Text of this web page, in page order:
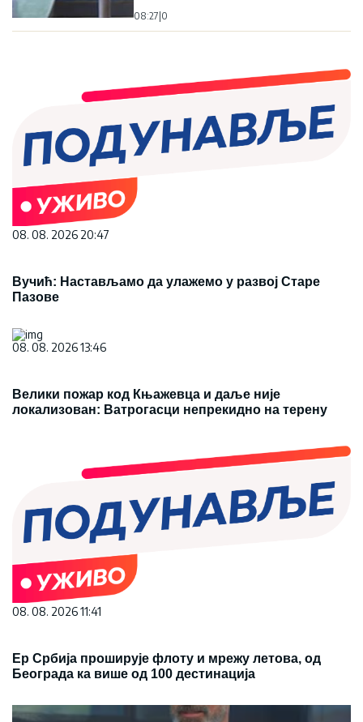
08:27 0
08. 08. 2026 20:47
Вучић: Настављамо да улажемо у развој Старе
Пазове
08. 08. 2026 13:46
Велики пожар код Књажевца и даље није
локализован: Ватрогасци непрекидно на терену
08. 08. 2026 11:41
Ер Србија проширује флоту и мрежу летова, од
Београда ка више од 100 дестинација